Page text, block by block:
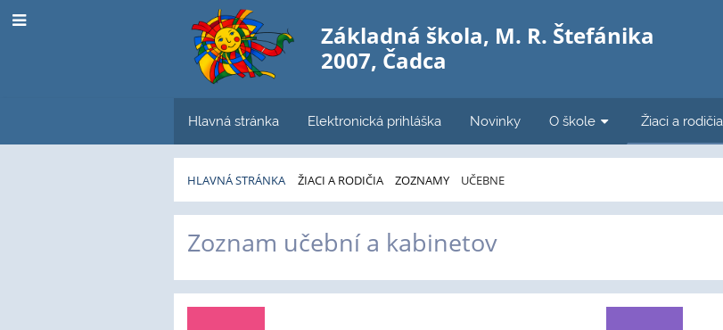
Základná škola, M. R. Štefánika
2007, Čadca
Hlavná stránka Elektronická prihláška Novinky O škole Žiaci a rodičia
HLAVNÁ STRÁNKA ŽIACI A RODIČIA ZOZNAMY UČEBNE
Učebne
Zoznam učební a kabinetov